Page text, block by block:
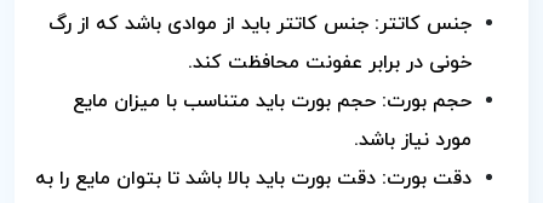
جنس کاتتر: جنس کاتتر باید از موادی باشد که از رگ
خونی در برابر عفونت محافظت کند.
حجم بورت: حجم بورت باید متناسب با میزان مایع
مورد نیاز باشد.
دقت بورت: دقت بورت باید بالا باشد تا بتوان مایع را به